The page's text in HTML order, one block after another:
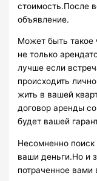
стоимость.После
объявление.
Может быть такое
не только
лучше если
происходить
жить в вашей
договор аренды
будет вашей
Несомненно
ваши деньги.Но и
потраченное